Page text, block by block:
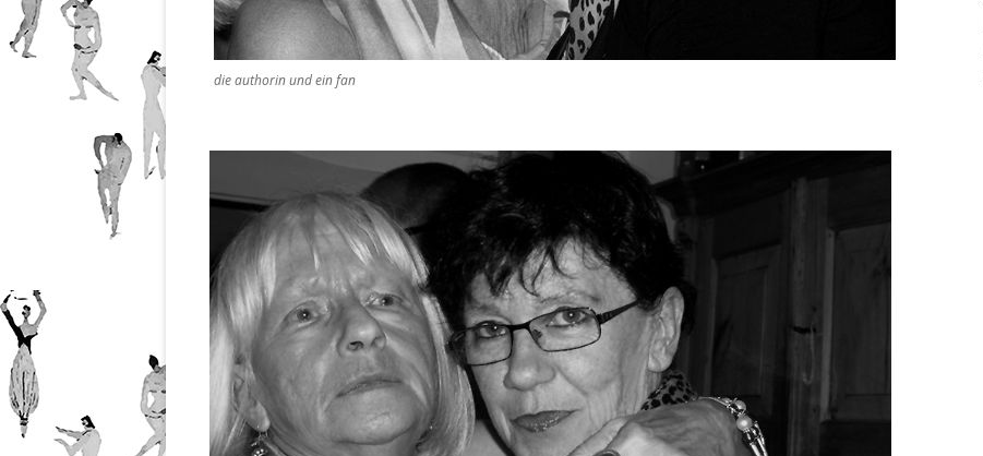
die authorin und ein fan